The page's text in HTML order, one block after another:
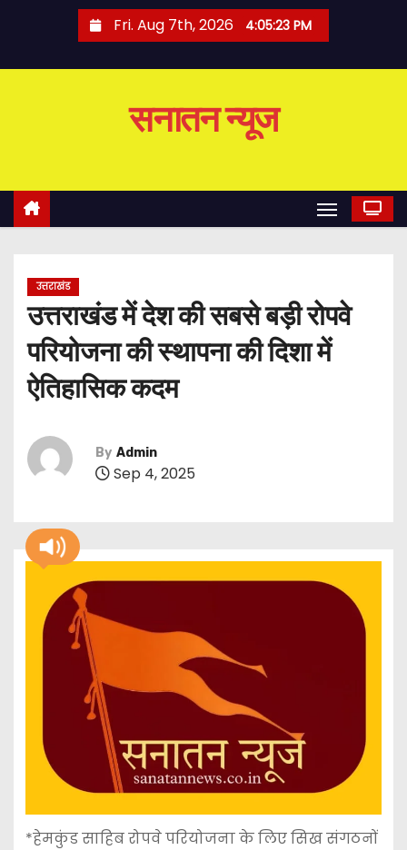
o
Fri. Aug 7th, 2026 4:05:23 PM
सनातन न्यूज
उत्तराखंड
उत्तराखंड में देश की सबसे बड़ी रोपवे
परियोजना की स्थापना की दिशा में
ऐतिहासिक कदम
By Admin
Sep 4, 2025
*हेमकुंड साहिब रोपवे परियोजना के लिए सिख संगठनों